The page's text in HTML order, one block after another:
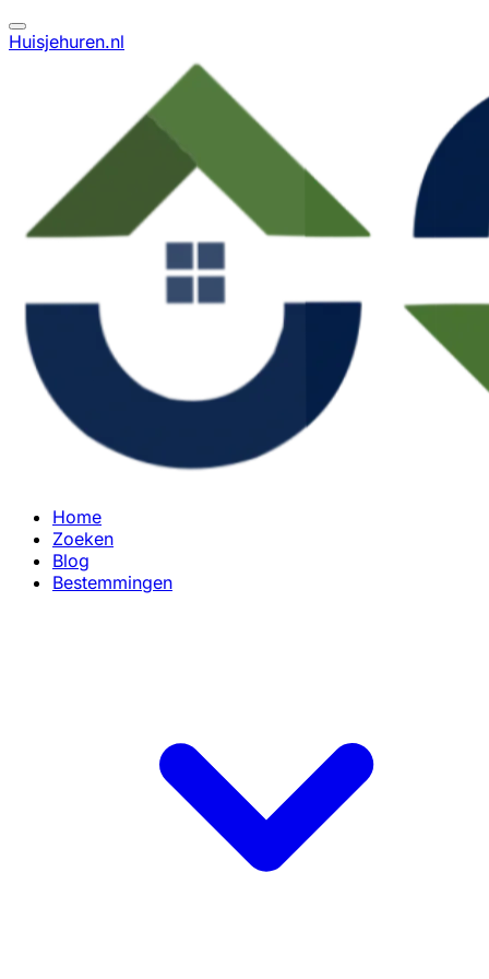
Huisjehuren.nl
Home
Zoeken
Blog
Bestemmingen